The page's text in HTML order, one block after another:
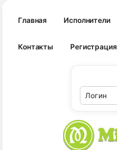
Главная Исполнители
Контакты Регистрация